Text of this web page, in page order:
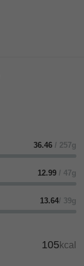
36.46 / 257g
12.99 / 47g
13.64/ 39g
105 kcal